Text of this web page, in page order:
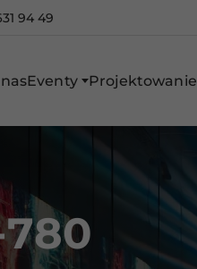
94 49
Eventy Projektowanie